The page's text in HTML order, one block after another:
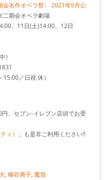
名作オペラ祭〉 2021年9月公
二期会オペラ劇場
、11日(土)14:00、12日
》
／日祝 休）
、セブン-イレブン店頭でお受
ィ） 」も是非ご利用ください!!
, 種谷典子, 魔笛